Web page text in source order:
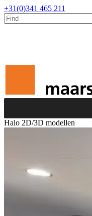
+31(0)341 465 211
Halo 2D/3D modellen